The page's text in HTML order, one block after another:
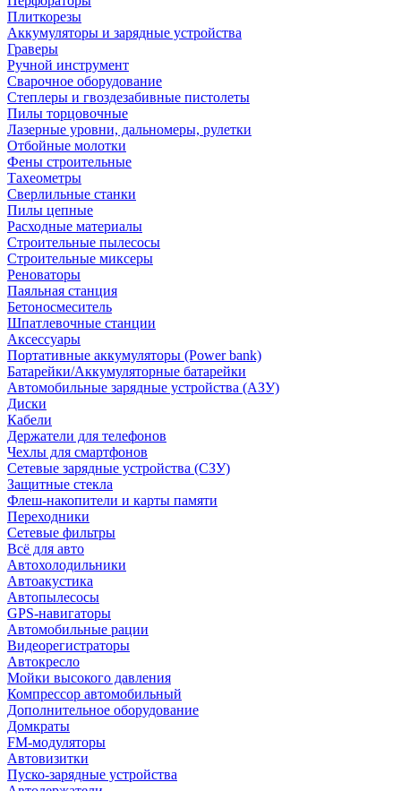
Плиткорезы
Аккумуляторы и зарядные устройства
Граверы
Ручной инструмент
Сварочное оборудование
Степлеры и гвоздезабивные пистолеты
Пилы торцовочные
Лазерные уровни, дальномеры, рулетки
Отбойные молотки
Фены строительные
Тахеометры
Сверлильные станки
Пилы цепные
Расходные материалы
Строительные пылесосы
Строительные миксеры
Реноваторы
Паяльная станция
Бетоносмеситель
Шпатлевочные станции
Аксессуары
Портативные аккумуляторы (Power bank)
Батарейки/Аккумуляторные батарейки
Автомобильные зарядные устройства (АЗУ)
Диски
Кабели
Держатели для телефонов
Чехлы для смартфонов
Сетевые зарядные устройства (СЗУ)
Защитные стекла
Флеш-накопители и карты памяти
Переходники
Сетевые фильтры
Всё для авто
Автохолодильники
Автоакустика
Автопылесосы
GPS-навигаторы
Автомобильные рации
Видеорегистраторы
Автокресло
Мойки высокого давления
Компрессор автомобильный
Дополнительное оборудование
Домкраты
FM-модуляторы
Автовизитки
Пуско-зарядные устройства